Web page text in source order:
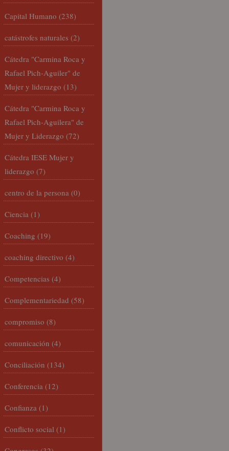
Capital Humano (238)
catástrofes naturales (2)
Cátedra "Carmina Roca y
Rafael Pich-Aguiler" de
Mujer y liderazgo (13)
Cátedra "Carmina Roca y
Rafael Pich-Aguilera" de
Mujer y Liderazgo (72)
Cátedra IESE Mujer y
liderazgo (7)
centro de la persona (0)
Ciencia (1)
Coaching (19)
coaching directivo (4)
Competencias (4)
Complementariedad (58)
compromiso (8)
comunicación (4)
Conciliación (134)
Conferencia (12)
Confianza (1)
Conflicto social (1)